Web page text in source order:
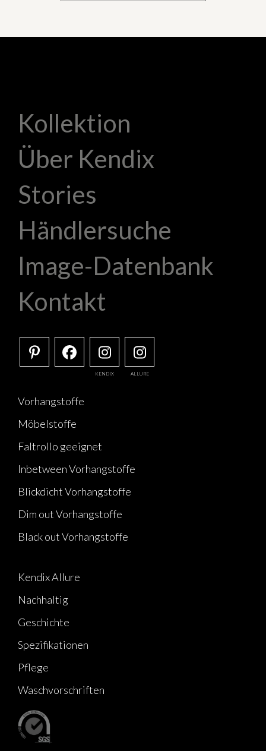
Kollektion
Über Kendix
Stories
Händlersuche
Image-Datenbank
Kontakt
KENDIX ALLURE
Vorhangstoffe
Möbelstoffe
Faltrollo geeignet
Inbetween Vorhangstoffe
Blickdicht Vorhangstoffe
Dim out Vorhangstoffe
Black out Vorhangstoffe
Kendix Allure
Nachhaltig
Geschichte
Spezifikationen
Pflege
Waschvorschriften